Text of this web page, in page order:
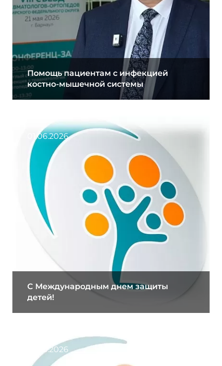
Помощь пациентам с инфекцией
костно-мышечной системы
01.06.2026
C Международным днем защиты
детей!
01.06.2026